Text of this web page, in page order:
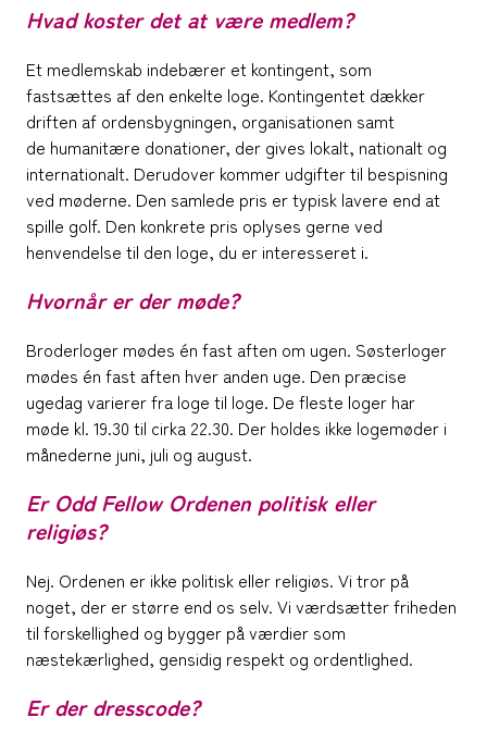
Hvad koster det at være medlem?
Et medlemskab indebærer et kontingent, som
fastsættes af den enkelte loge. Kontingentet dækker
driften af ordensbygningen, organisationen samt
de humanitære donationer, der gives lokalt, nationalt og
internationalt. Derudover kommer udgifter til bespisning
ved møderne. Den samlede pris er typisk lavere end at
spille golf. Den konkrete pris oplyses gerne ved
henvendelse til den loge, du er interesseret i.
Hvornår er der møde?
Broderloger mødes én fast aften om ugen. Søsterloger
mødes én fast aften hver anden uge. Den præcise
ugedag varierer fra loge til loge. De fleste loger har
møde kl. 19.30 til cirka 22.30. Der holdes ikke logemøder i
månederne juni, juli og august.
Er Odd Fellow Ordenen politisk eller
religiøs?
Nej. Ordenen er ikke politisk eller religiøs. Vi tror på
noget, der er større end os selv. Vi værdsætter friheden
til forskellighed og bygger på værdier som
næstekærlighed, gensidig respekt og ordentlighed.
Er der dresscode?